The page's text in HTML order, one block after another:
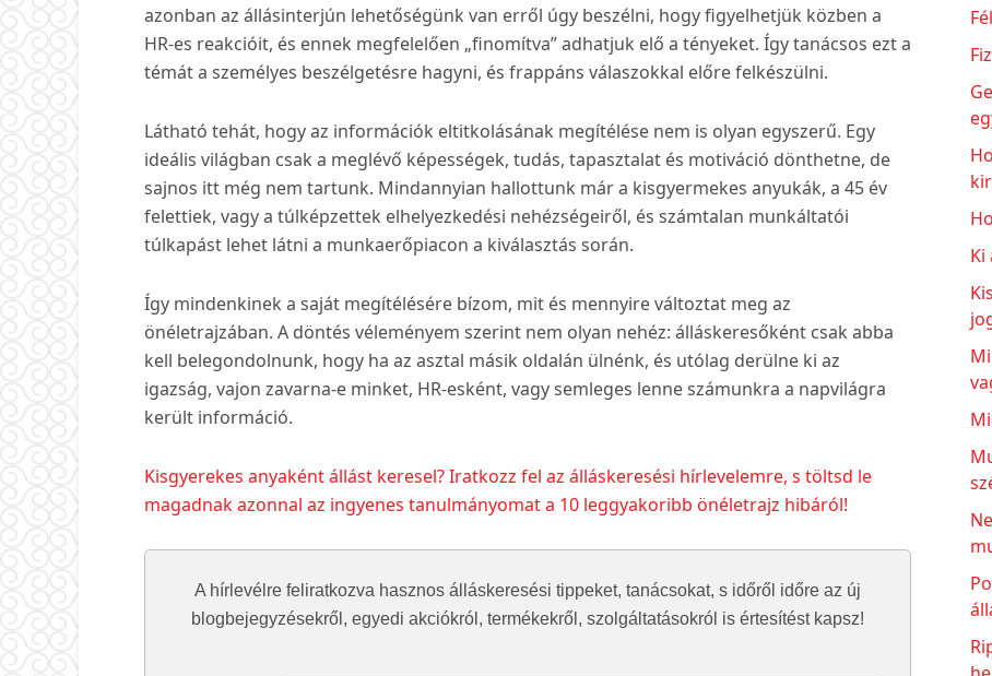
azonban az állásinterjún lehetőségünk van erről úgy beszélni, hogy figyelhetjük közben a
HR-es reakcióit, és ennek megfelelően „finomítva” adhatjuk elő a tényeket. Így tanácsos ezt a
témát a személyes beszélgetésre hagyni, és frappáns válaszokkal előre felkészülni.
Látható tehát, hogy az információk eltitkolásának megítélése nem is olyan egyszerű. Egy
ideális világban csak a meglévő képességek, tudás, tapasztalat és motiváció dönthetne, de
sajnos itt még nem tartunk. Mindannyian hallottunk már a kisgyermekes anyukák, a 45 év
felettiek, vagy a túlképzettek elhelyezkedési nehézségeiről, és számtalan munkáltatói
túlkapást lehet látni a munkaerőpiacon a kiválasztás során.
Így mindenkinek a saját megítélésére bízom, mit és mennyire változtat meg az
önéletrajzában. A döntés véleményem szerint nem olyan nehéz: álláskeresőként csak abba
kell belegondolnunk, hogy ha az asztal másik oldalán ülnénk, és utólag derülne ki az
igazság, vajon zavarna-e minket, HR-esként, vagy semleges lenne számunkra a napvilágra
került információ.
Kisgyerekes anyaként állást keresel? Iratkozz fel az álláskeresési hírlevelemre, s töltsd le
magadnak azonnal az ingyenes tanulmányomat a 10 leggyakoribb önéletrajz hibáról!
A hírlevélre feliratkozva hasznos álláskeresési tippeket, tanácsokat, s időről időre az új
blogbejegyzésekről, egyedi akciókról, termékekről, szolgáltatásokról is értesítést kapsz!
Ki